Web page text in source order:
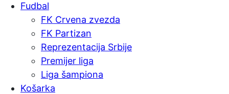
Fudbal
FK Crvena zvezda
FK Partizan
Reprezentacija Srbije
Premijer liga
Liga šampiona
Košarka